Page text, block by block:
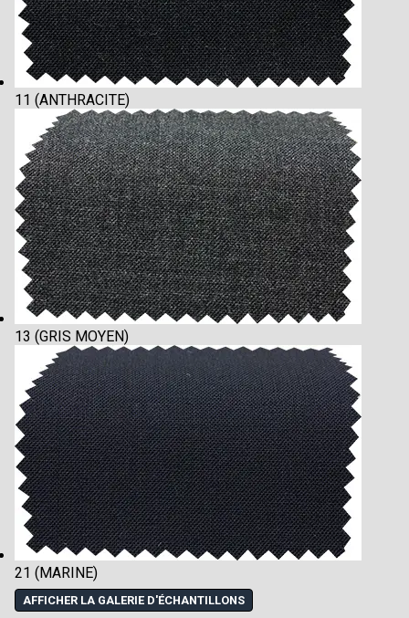
11 (ANTHRACITE)
13 (GRIS MOYEN)
21 (MARINE)
AFFICHER LA GALERIE D'ÉCHANTILLONS